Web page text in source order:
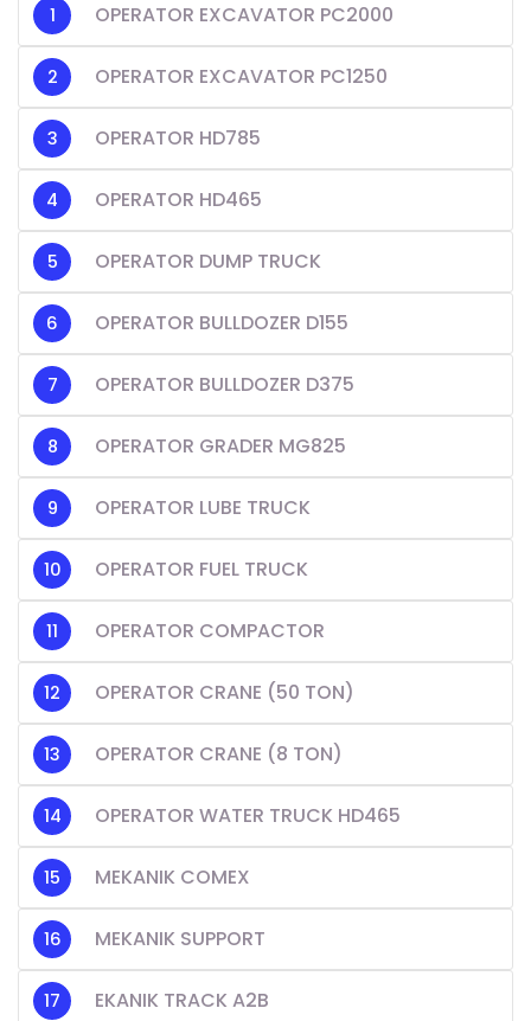
OPERATOR EXCAVATOR PC2000
OPERATOR EXCAVATOR PC1250
OPERATOR HD785
OPERATOR HD465
OPERATOR DUMP TRUCK
OPERATOR BULLDOZER D155
OPERATOR BULLDOZER D375
OPERATOR GRADER MG825
OPERATOR LUBE TRUCK
OPERATOR FUEL TRUCK
OPERATOR COMPACTOR
OPERATOR CRANE (50 TON)
OPERATOR CRANE (8 TON)
OPERATOR WATER TRUCK HD465
MEKANIK COMEX
MEKANIK SUPPORT
EKANIK TRACK A2B